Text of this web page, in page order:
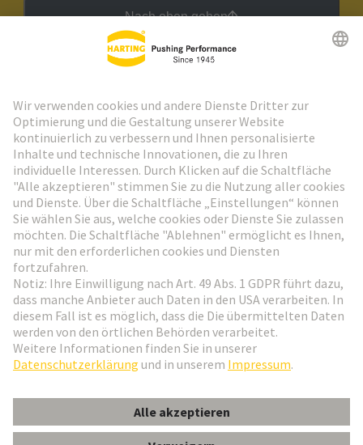
Nach oben gehen
Weiter zur Anmeldung
Social Media
Deutschland Deutsch
© HARTING Technologiegruppe